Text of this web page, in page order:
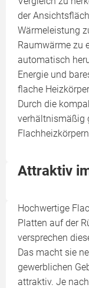
der
Wärmeleistung
Raumwärme zu
automatisch
Energie und
flache
Durch die
verhältnismäßig
Attraktiv
Hochwertige
Platten auf der
versprechen
Das macht sie
gewerblichen
attraktiv. Je